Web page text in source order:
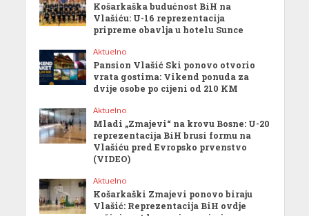
Košarkaška budućnost BiH na
Vlašiću: U-16 reprezentacija
pripreme obavlja u hotelu Sunce
Aktuelno
Pansion Vlašić Ski ponovo otvorio
vrata gostima: Vikend ponuda za
dvije osobe po cijeni od 210 KM
Aktuelno
Mladi „Zmajevi“ na krovu Bosne: U-20
reprezentacija BiH brusi formu na
Vlašiću pred Evropsko prvenstvo
(VIDEO)
Aktuelno
Košarkaški Zmajevi ponovo biraju
Vlašić: Reprezentacija BiH ovdje